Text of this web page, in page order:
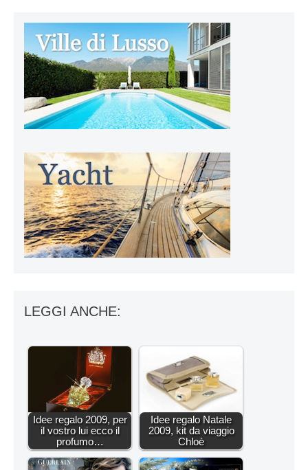
LEGGI ANCHE:
Idee regalo 2009, per
il vostro lui ecco il
profumo…
Idee regalo Natale
2009, kit da viaggio
Chloè